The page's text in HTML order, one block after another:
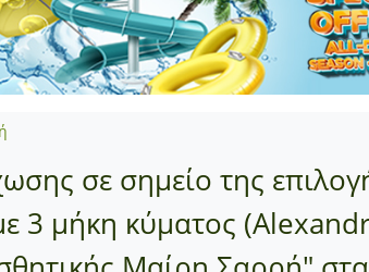
σε σημείο της
3 μήκη κύματος